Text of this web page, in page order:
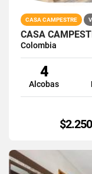
CASA CAMPESTRE
CASA
Colombia
4
Alcobas